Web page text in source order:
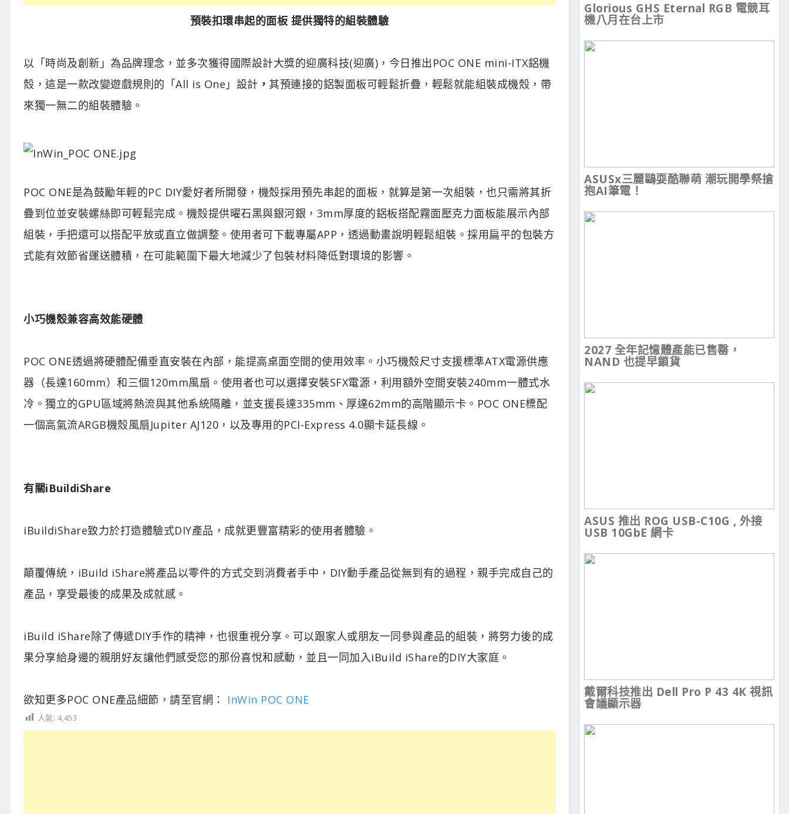
預裝扣環串起的面板 提供獨特的組裝體驗
以「時尚及創新」為品牌理念，並多次獲得國際設計大獎的迎廣科技(迎廣)，今日推出POC ONE mini-ITX鋁機
殼，這是一款改變遊戲規則的「All is One」設計 ， 其預連接的鋁製面板可輕鬆折疊，輕鬆就能組裝成機殼，帶
來獨一無二的組裝體驗。
POC ONE是為鼓勵年輕的PC DIY愛好者所開發，機殼採用預先串起的面板，就算是第一次組裝，也只需將其折
疊到位並安裝螺絲即可輕鬆完成。機殼提供曜石黑與銀河銀，3mm厚度的鋁板搭配霧面壓克力面板能展示內部
組裝，手把還可以搭配平放或直立做調整。使用者可下載專屬APP，透過動畫說明輕鬆組裝。採用扁平的包裝方
式能有效節省運送體積，在可能範圍下最大地減少了包裝材料降低對環境的影響。
小巧機殼兼容高效能硬體
POC ONE透過將硬體配備垂直安裝在內部，能提高桌面空間的使用效率。小巧機殼尺寸支援標準ATX電源供應
器（長達160mm）和三個120mm風扇。使用者也可以選擇安裝SFX電源，利用額外空間安裝240mm一體式水
冷。獨立的GPU區域將熱流與其他系統隔離，並支援長達335mm、厚達62mm的高階顯示卡。POC ONE標配
一個高氣流ARGB機殼風扇Jupiter AJ120，以及專用的PCI-Express 4.0顯卡延長線。
有關iBuildiShare
iBuildiShare致力於打造體驗式DIY產品，成就更豐富精彩的使用者體驗。
顛覆傳統，iBuild iShare將產品以零件的方式交到消費者手中，DIY動手產品從無到有的過程，親手完成自己的
產品，享受最後的成果及成就感。
iBuild iShare除了傳遞DIY手作的精神，也很重視分享。可以跟家人或朋友一同參與產品的組裝，將努力後的成
果分享給身邊的親朋好友讓他們感受您的那份喜悅和感動，並且一同加入iBuild iShare的DIY大家庭。
欲知更多POC ONE產品細節，請至官網： InWin POC ONE
人氣: 4,453
Glorious GHS Eternal RGB 電競耳
機八月在台上市
ASUSx三麗鷗耍酷聯萌 潮玩開學祭搶
抱AI筆電！
2027 全年記憶體產能已售罄，
NAND 也提早鎖貨
ASUS 推出 ROG USB-C10G , 外接
USB 10GbE 網卡
戴爾科技推出 Dell Pro P 43 4K 視訊
會議顯示器